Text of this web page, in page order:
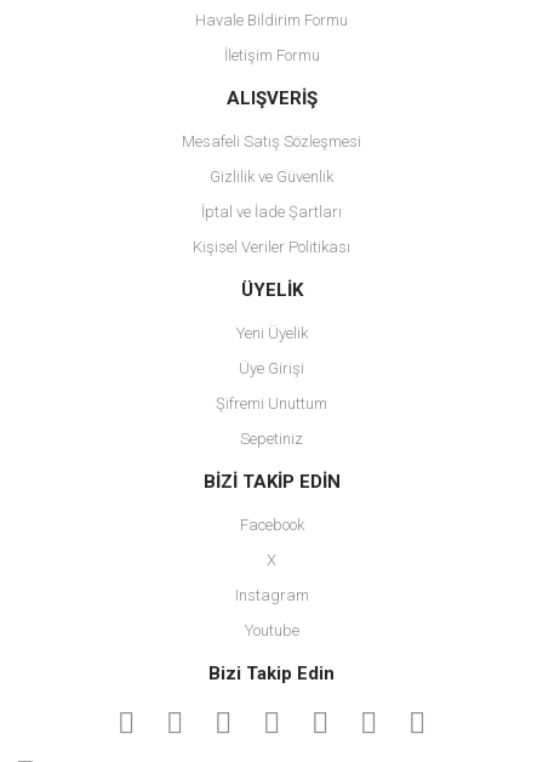
Ürün bilgilerinde hatalar bulunuyor.
Ürün fiyatı diğer sitelerden daha pahalı.
Bu ürüne benzer farklı alternatifler olmalı.
Gönder
Havale Bildirim Formu
İletişim Formu
ALIŞVERİŞ
Mesafeli Satış Sözleşmesi
Gizlilik ve Güvenlik
İptal ve İade Şartları
Kişisel Veriler Politikası
ÜYELİK
Yeni Üyelik
Üye Girişi
Şifremi Unuttum
Sepetiniz
BİZİ TAKİP EDİN
Facebook
X
Instagram
Youtube
Bizi Takip Edin